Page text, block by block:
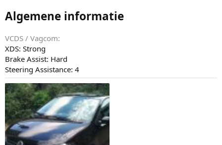
Algemene informatie
VCDS / Vagcom
XDS: Strong
Brake Assist: Hard
Steering Assistance: 4